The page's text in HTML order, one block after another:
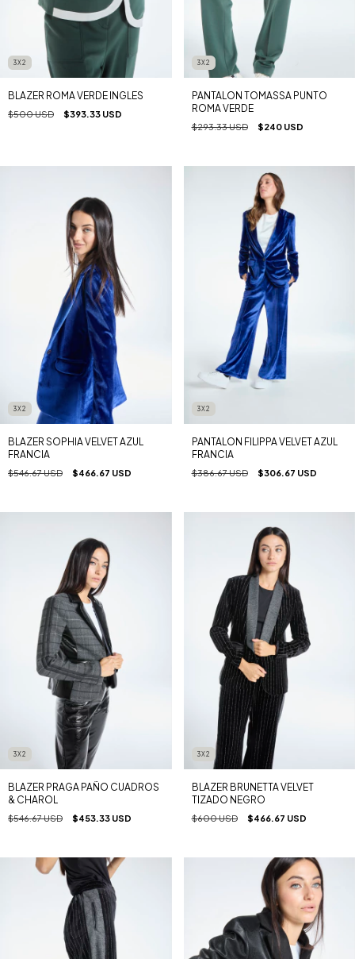
3X2
BLAZER ROMA VERDE INGLES
$500 USD $393.33 USD
3X2
PANTALON TOMASSA PUNTO
ROMA VERDE
$293.33 USD $240 USD
3X2
BLAZER SOPHIA VELVET AZUL
FRANCIA
$546.67 USD $466.67 USD
3X2
PANTALON FILIPPA VELVET AZUL
FRANCIA
$386.67 USD $306.67 USD
3X2
BLAZER PRAGA PAÑO CUADROS
& CHAROL
$546.67 USD $453.33 USD
3X2
BLAZER BRUNETTA VELVET
TIZADO NEGRO
$600 USD $466.67 USD